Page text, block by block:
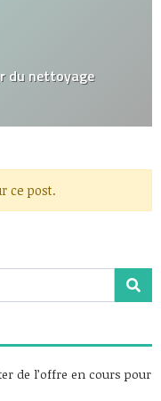
du nettoyage
ce post.
de l’offre en cours pour